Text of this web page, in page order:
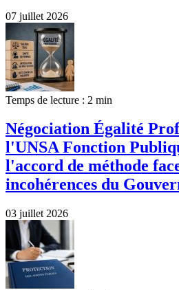
07 juillet 2026
Temps de lecture : 2 min
Négociation Égalité
l'UNSA Fonction
l'accord de méthode
incohérences du
03 juillet 2026